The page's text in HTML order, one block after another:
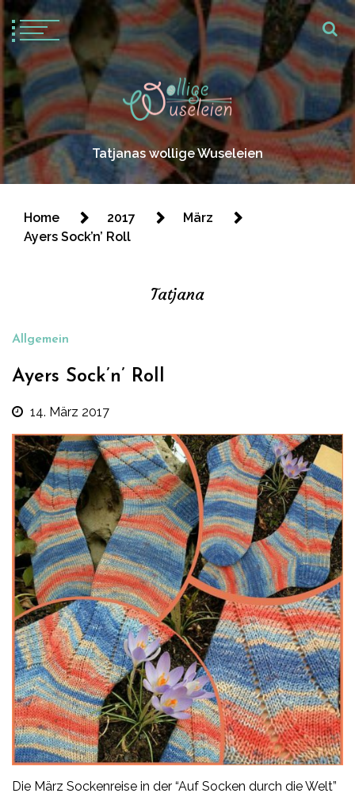
Tatjanas wollige Wuseleien
Home 2017
März
Ayers Sock’n’ Roll
Tatjana
Allgemein
Ayers Sock’n’ Roll
14. März 2017
Die März Sockenreise in der “Auf Socken durch die Welt”